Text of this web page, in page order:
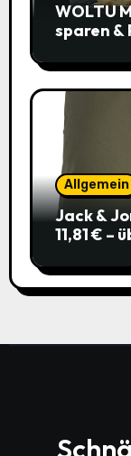
WOLTU
sparen &
Allgemein
Jack &
11,81 € –